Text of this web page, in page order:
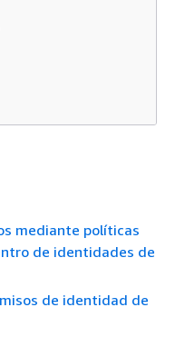
mediante políticas
de identidades de
de identidad de